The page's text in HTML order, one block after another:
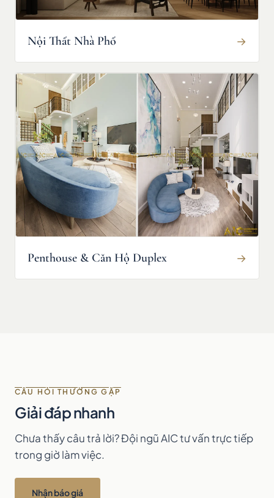
Nội Thất Nhà Phố →
Penthouse & Căn Hộ Duplex →
CÂU HỎI THƯỜNG GẶP
Giải đáp nhanh
Chưa thấy câu trả lời? Đội ngũ AIC tư vấn trực tiếp
trong giờ làm việc.
Nhận báo giá